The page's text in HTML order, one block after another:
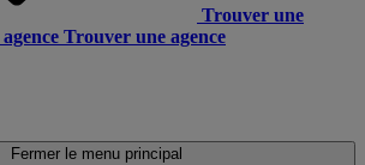
Trouver une
Trouver une agence
Fermer le menu principal